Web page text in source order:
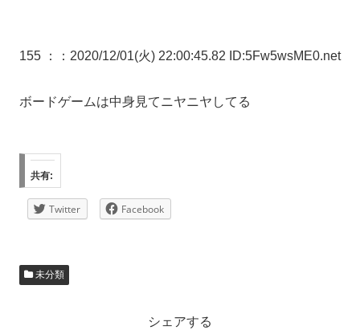
155 ： ：2020/12/01(火) 22:00:45.82 ID:5Fw5wsME0.net
ボードゲームは中身見てニヤニヤしてる
共有:
Twitter Facebook
未分類
シェアする